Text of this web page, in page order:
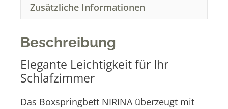
v
e
Zusätzliche Informationen
Beschreibung
Elegante Leichtigkeit für Ihr
Schlafzimmer
Das Boxspringbett NIRINA überzeugt mit